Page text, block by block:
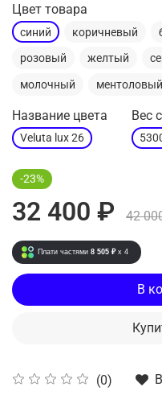
(0)
Цвет товара
синий коричневый
розовый желтый
молочный ментоловый
Название цвета
Veluta lux 26
Вес
-23%
32 400 ₽ 42
Плати частями 8 505 ₽ x 4
В